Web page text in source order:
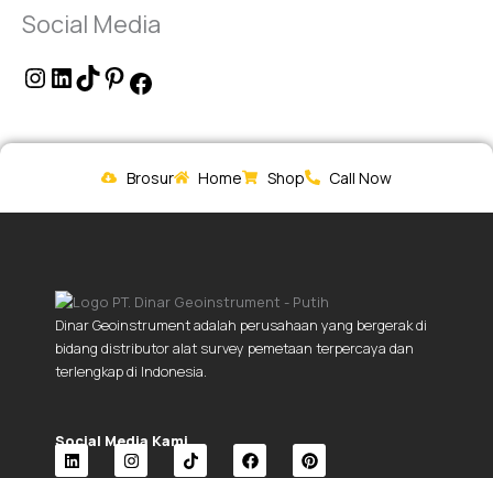
Social Media
Brosur Home Shop Call Now
Dinar Geoinstrument adalah perusahaan yang bergerak di
bidang distributor alat survey pemetaan terpercaya dan
terlengkap di Indonesia.
Social Media Kami.